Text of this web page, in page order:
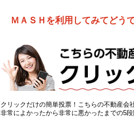
ＭＡＳＨを利用してみてどう
クリックだけの簡単投票！こちらの不動産会
非常によかったから非常に悪かったまでの5